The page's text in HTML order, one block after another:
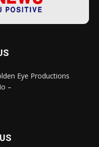
Eye Productions
–